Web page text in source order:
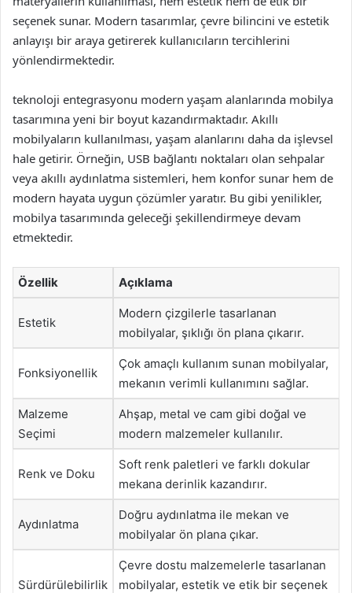
seçenek sunar. Modern tasarımlar, çevre bilincini ve estetik
anlayışı bir araya getirerek kullanıcıların tercihlerini
yönlendirmektedir.
teknoloji entegrasyonu modern yaşam alanlarında mobilya
tasarımına yeni bir boyut kazandırmaktadır. Akıllı
mobilyaların kullanılması, yaşam alanlarını daha da işlevsel
hale getirir. Örneğin, USB bağlantı noktaları olan sehpalar
veya akıllı aydınlatma sistemleri, hem konfor sunar hem de
modern hayata uygun çözümler yaratır. Bu gibi yenilikler,
mobilya tasarımında geleceği şekillendirmeye devam
etmektedir.
Özellik Açıklama
Estetik
Modern çizgilerle tasarlanan
mobilyalar, şıklığı ön plana çıkarır.
Fonksiyonellik
Çok amaçlı kullanım sunan mobilyalar,
mekanın verimli kullanımını sağlar.
Malzeme
Seçimi
Ahşap, metal ve cam gibi doğal ve
modern malzemeler kullanılır.
Renk ve Doku
Soft renk paletleri ve farklı dokular
mekana derinlik kazandırır.
Aydınlatma
Doğru aydınlatma ile mekan ve
mobilyalar ön plana çıkar.
Sürdürülebilirlik
Çevre dostu malzemelerle tasarlanan
mobilyalar, estetik ve etik bir seçenek